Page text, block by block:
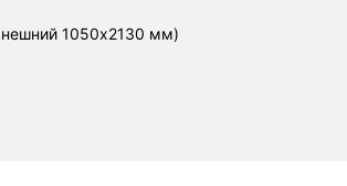
1050х2130 мм)